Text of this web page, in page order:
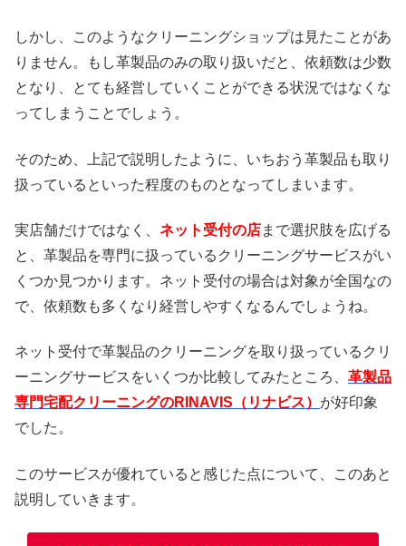
しかし、このようなクリーニングショップは見たことがあ
りません。もし革製品のみの取り扱いだと、依頼数は少数
となり、とても経営していくことができる状況ではなくな
ってしまうことでしょう。
そのため、上記で説明したように、いちおう革製品も取り
扱っているといった程度のものとなってしまいます。
実店舗だけではなく、 ネット受付の店まで選択肢を広げる
と、革製品を専門に扱っているクリーニングサービスがい
くつか見つかります。ネット受付の場合は対象が全国なの
で、依頼数も多くなり経営しやすくなるんでしょうね。
ネット受付で革製品のクリーニングを取り扱っているクリ
ーニングサービスをいくつか比較してみたところ、 革製品
専門宅配クリーニングのRINAVIS（リナビス） が好印象
でした。
このサービスが優れていると感じた点について、このあと
説明していきます。